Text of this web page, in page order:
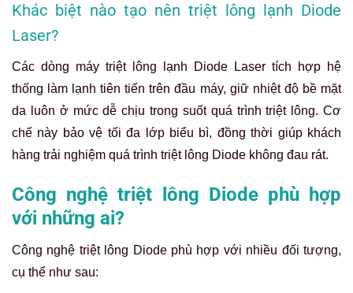
Khác biệt nào tạo nên triệt lông lạnh Diode
Laser?
Các dòng máy triệt lông lạnh Diode Laser tích hợp hệ
thống làm lạnh tiên tiến trên đầu máy, giữ nhiệt độ bề mặt
da luôn ở mức dễ chịu trong suốt quá trình triệt lông. Cơ
chế này bảo vệ tối đa lớp biểu bì, đồng thời giúp khách
hàng trải nghiệm quá trình triệt lông Diode không đau rát.
Công nghệ triệt lông Diode phù hợp
với những ai?
Công nghệ triệt lông Diode phù hợp với nhiều đối tượng,
cụ thể như sau: